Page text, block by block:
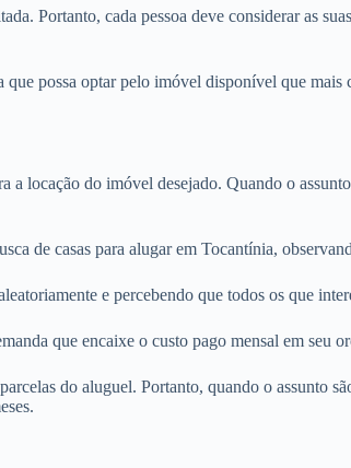
Portanto, cada pessoa deve considerar as
que possa optar pelo imóvel disponível que
locação do imóvel desejado. Quando o
de casas para alugar em Tocantínia,
e percebendo que todos os que
que encaixe o custo pago mensal em seu
do aluguel. Portanto, quando o assunto